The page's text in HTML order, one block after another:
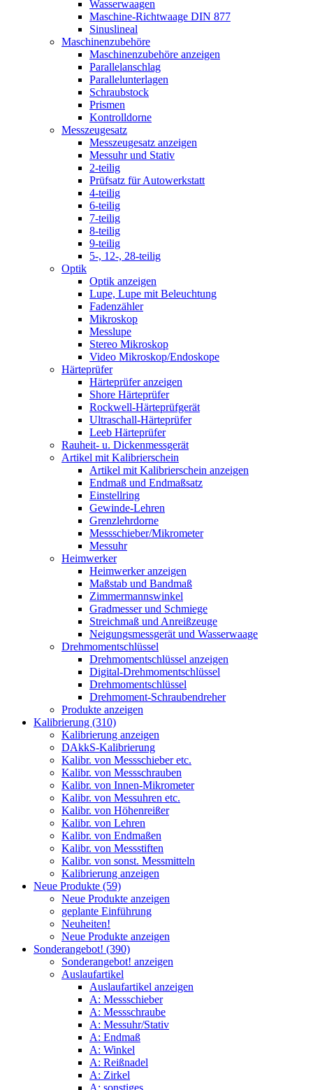
Wasserwaagen
Maschine-Richtwaage DIN 877
Sinuslineal
Maschinenzubehöre
Maschinenzubehöre anzeigen
Parallelanschlag
Parallelunterlagen
Schraubstock
Prismen
Kontrolldorne
Messzeugesatz
Messzeugesatz anzeigen
Messuhr und Stativ
2-teilig
Prüfsatz für Autowerkstatt
4-teilig
6-teilig
7-teilig
8-teilig
9-teilig
5-, 12-, 28-teilig
Optik
Optik anzeigen
Lupe, Lupe mit Beleuchtung
Fadenzähler
Mikroskop
Messlupe
Stereo Mikroskop
Video Mikroskop/Endoskope
Härteprüfer
Härteprüfer anzeigen
Shore Härteprüfer
Rockwell-Härteprüfgerät
Ultraschall-Härteprüfer
Leeb Härteprüfer
Rauheit- u. Dickenmessgerät
Artikel mit Kalibrierschein
Artikel mit Kalibrierschein anzeigen
Endmaß und Endmaßsatz
Einstellring
Gewinde-Lehren
Grenzlehrdorne
Messschieber/Mikrometer
Messuhr
Heimwerker
Heimwerker anzeigen
Maßstab und Bandmaß
Zimmermannswinkel
Gradmesser und Schmiege
Streichmaß und Anreißzeuge
Neigungsmessgerät und Wasserwaage
Drehmomentschlüssel
Drehmomentschlüssel anzeigen
Digital-Drehmomentschlüssel
Drehmomentschlüssel
Drehmoment-Schraubendreher
Produkte anzeigen
Kalibrierung (310)
Kalibrierung anzeigen
DAkkS-Kalibrierung
Kalibr. von Messschieber etc.
Kalibr. von Messschrauben
Kalibr. von Innen-Mikrometer
Kalibr. von Messuhren etc.
Kalibr. von Höhenreißer
Kalibr. von Lehren
Kalibr. von Endmaßen
Kalibr. von Messstiften
Kalibr. von sonst. Messmitteln
Kalibrierung anzeigen
Neue Produkte (59)
Neue Produkte anzeigen
geplante Einführung
Neuheiten!
Neue Produkte anzeigen
Sonderangebot! (390)
Sonderangebot! anzeigen
Auslaufartikel
Auslaufartikel anzeigen
A: Messschieber
A: Messschraube
A: Messuhr/Stativ
A: Endmaß
A: Winkel
A: Reißnadel
A: Zirkel
A: sonstiges